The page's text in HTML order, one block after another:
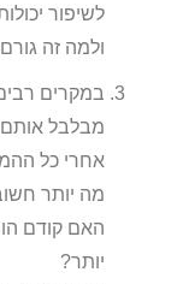
לשיפור
ולמה זה
במקרים
מבלבל
אחרי כל
מה יותר
האם קודם
יותר?